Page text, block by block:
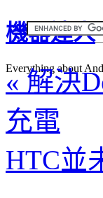
機器達人
Everything about
« 解決
充電
HTC並